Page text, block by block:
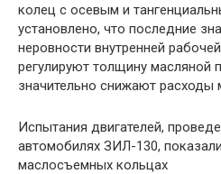
колец с осевым и
установлено, что последние
неровности внутренней
регулируют толщину масляной
значительно снижают расходы
Испытания двигателей,
автомобилях ЗИЛ-130,
маслосъемных кольцах